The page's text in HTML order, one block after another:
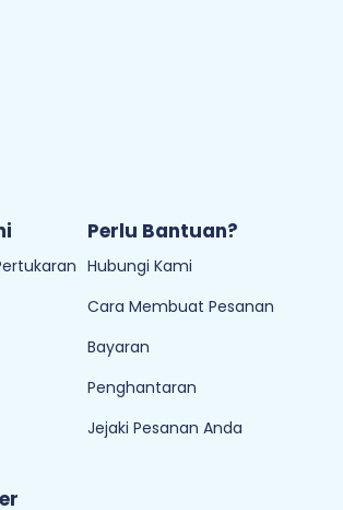
Perlu Bantuan?
Hubungi Kami
Cara Membuat Pesanan
Bayaran
Penghantaran
Jejaki Pesanan Anda